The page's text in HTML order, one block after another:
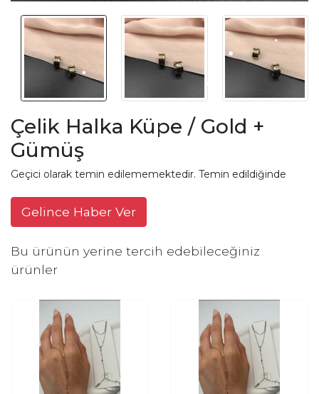
Çelik Halka Küpe / Gold +
Gümüş
Geçici olarak temin edilememektedir. Temin edildiğinde
Gelince Haber Ver
Bu ürünün yerine tercih edebileceğiniz
ürünler